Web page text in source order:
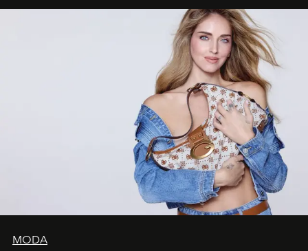
unsurlarından biri olarak öne çıkıyor.
MODA